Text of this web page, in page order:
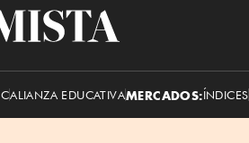
ALIANZA EDUCATIVAMERCADOS:ÍNDICES